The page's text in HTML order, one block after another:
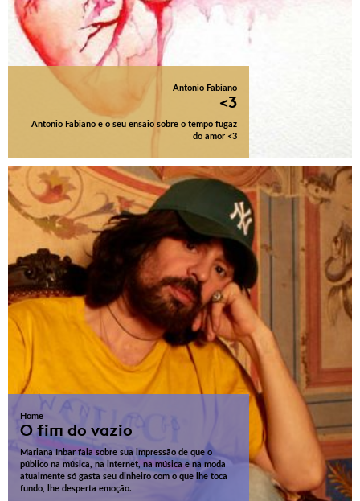
Antonio Fabiano
<3
Antonio Fabiano e o seu ensaio sobre o tempo fugaz
do amor <3
Home
O fim do vazio
Mariana Inbar fala sobre sua impressão de que o
público na música, na internet, na música e na moda
atualmente só gasta seu dinheiro com o que lhe toca
fundo, lhe desperta emoção.